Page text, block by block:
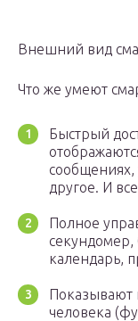
Внешний вид
Что же умеют
Быстрый
сообщениях,
другое. И
Полное
секундомер,
календарь,
Показывают
человека